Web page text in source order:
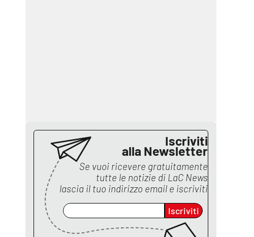
Iscriviti
alla Newsletter
Se vuoi ricevere gratuitamente
tutte le notizie di LaC News
lascia il tuo indirizzo email e iscriviti
Iscriviti